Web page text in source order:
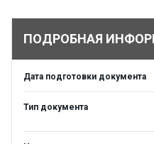
ПОДРОБНАЯ
Дата подготовки документа
Тип документа